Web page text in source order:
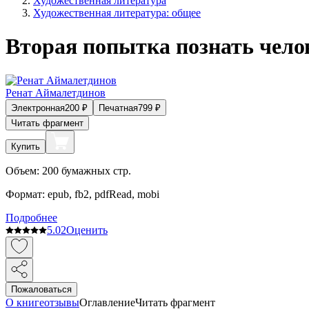
Художественная литература: общее
Вторая попытка познать
Ренат Аймалетдинов
Электронная200 ₽ Печатная799 ₽
Читать фрагмент
Купить
Объем: 200 бумажных стр.
Формат: epub, fb2, pdfRead, mobi
Подробнее
5.02Оценить
Пожаловаться
О книгеотзывыОглавлениеЧитать фрагмент